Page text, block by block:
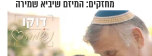
מחזקים: המיזם שיביא שמירה
רוחנית לאלפי חיילי צה"ל